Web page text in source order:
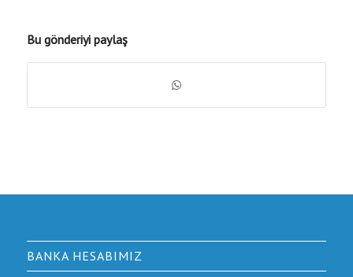
Bu gönderiyi paylaş
BANKA HESABIMIZ